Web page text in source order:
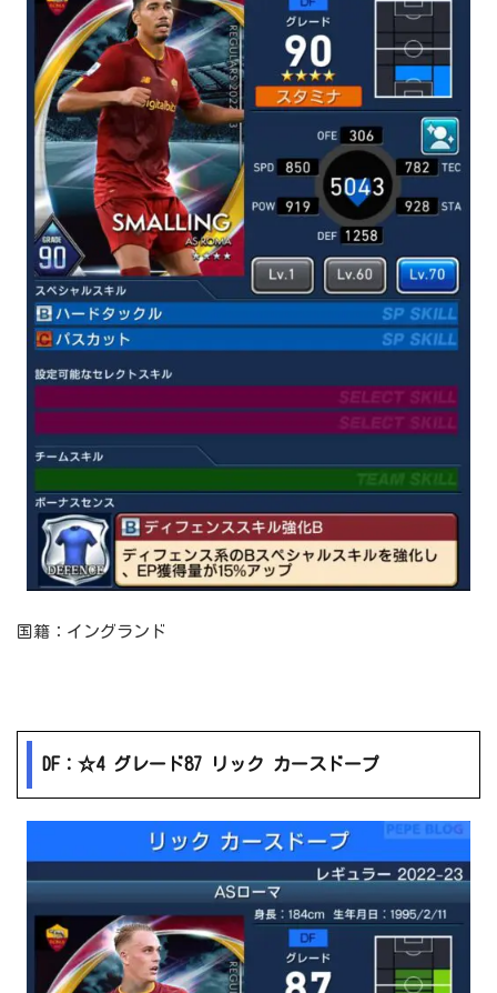
国籍：イングランド
DF：☆4 グレード87 リック カースドープ